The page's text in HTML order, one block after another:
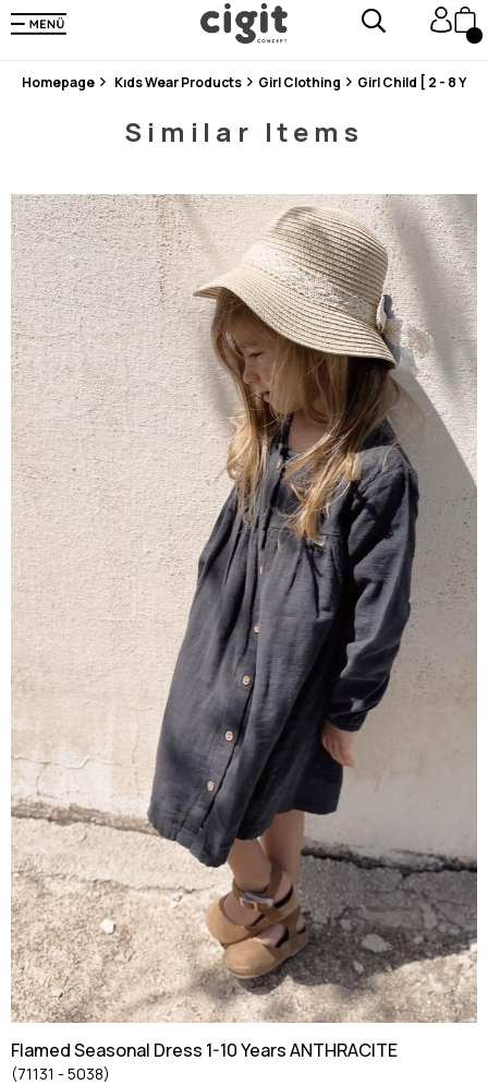
En Uygun Fiyat Garantisi !
300₺ ve Üzeri Alışverişlerde Kargo Ücretsiz !
Homepage Kıds Wear Products Girl Clothing Girl Child [ 2 - 8
Similar Items
Flamed Seasonal Dress 1-10 Years ANTHRACITE
(71131 - 5038)